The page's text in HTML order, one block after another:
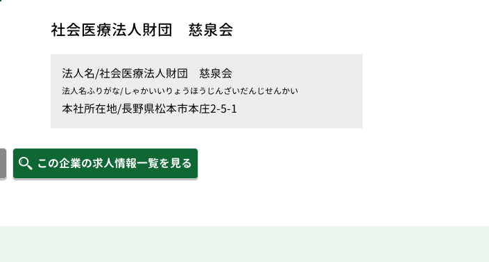
社会医療法人財団 慈泉会
法人名/社会医療法人財団 慈泉会
法人名ふりがな/しゃかいいりょうほうじんざいだんじせんかい
本社所在地/長野県松本市本庄2-5-1
この企業の求人情報一覧を見る